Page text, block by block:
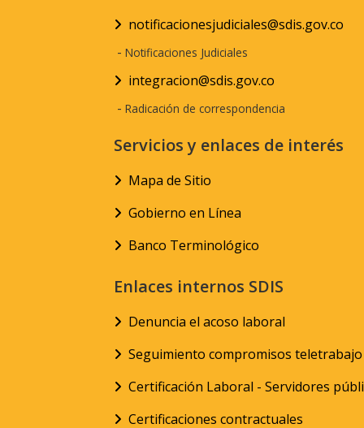
notificacionesjudiciales@sdis.gov.co
- Notificaciones Judiciales
integracion@sdis.gov.co
- Radicación de correspondencia
Servicios y enlaces de interés
Mapa de Sitio
Gobierno en Línea
Banco Terminológico
Enlaces internos SDIS
Denuncia el acoso laboral
Seguimiento compromisos teletrabajo
Certificación Laboral - Servidores
Certificaciones contractuales